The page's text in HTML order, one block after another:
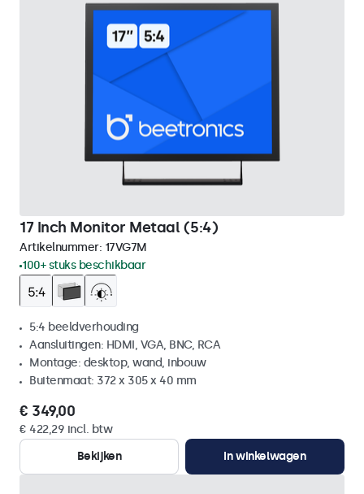
17 Inch Monitor Metaal (5:4)
Artikelnummer: 17VG7M
100+ stuks beschikbaar
5:4 beeldverhouding
Aansluitingen: HDMI, VGA, BNC, RCA
Montage: desktop, wand, inbouw
Buitenmaat: 372 x 305 x 40 mm
€ 349,00
€ 422,29 incl. btw
Bekijken
In winkelwagen